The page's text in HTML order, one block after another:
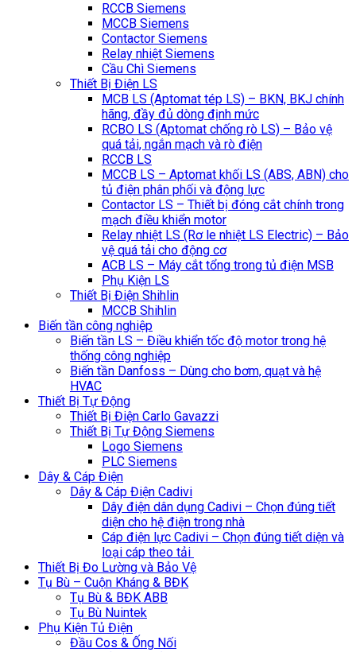
RCCB Siemens
MCCB Siemens
Contactor Siemens
Relay nhiệt Siemens
Cầu Chì Siemens
Thiết Bị Điện LS
MCB LS (Aptomat tép LS) – BKN, BKJ chính
hãng, đầy đủ dòng định mức
RCBO LS (Aptomat chống rò LS) – Bảo vệ
quá tải, ngắn mạch và rò điện
RCCB LS
MCCB LS – Aptomat khối LS (ABS, ABN) cho
tủ điện phân phối và động lực
Contactor LS – Thiết bị đóng cắt chính trong
mạch điều khiển motor
Relay nhiệt LS (Rơ le nhiệt LS Electric) – Bảo
vệ quá tải cho động cơ
ACB LS – Máy cắt tổng trong tủ điện MSB
Phụ Kiện LS
Thiết Bị Điện Shihlin
MCCB Shihlin
Biến tần công nghiệp
Biến tần LS – Điều khiển tốc độ motor trong hệ
thống công nghiệp
Biến tần Danfoss – Dùng cho bơm, quạt và hệ
HVAC
Thiết Bị Tự Động
Thiết Bị Điện Carlo Gavazzi
Thiết Bị Tự Động Siemens
Logo Siemens
PLC Siemens
Dây & Cáp Điện
Dây & Cáp Điện Cadivi
Dây điện dân dụng Cadivi – Chọn đúng tiết
diện cho hệ điện trong nhà
Cáp điện lực Cadivi – Chọn đúng tiết diện và
loại cáp theo tải
Thiết Bị Đo Lường và Bảo Vệ
Tụ Bù – Cuộn Kháng & BĐK
Tụ Bù & BĐK ABB
Tụ Bù Nuintek
Phụ Kiện Tủ Điện
Đầu Cos & Ống Nối